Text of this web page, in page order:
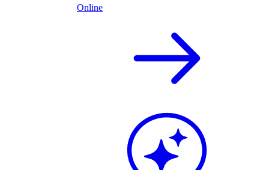
Online